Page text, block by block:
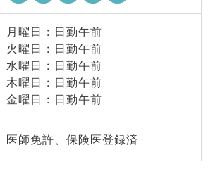
月曜日 : 日勤午前
火曜日 : 日勤午前
水曜日 : 日勤午前
木曜日 : 日勤午前
金曜日 : 日勤午前
医師免許、保険医登録済